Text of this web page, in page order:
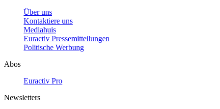
Über uns
Kontaktiere uns
Mediahuis
Euractiv Pressemitteilungen
Politische Werbung
Abos
Euractiv Pro
Newsletters